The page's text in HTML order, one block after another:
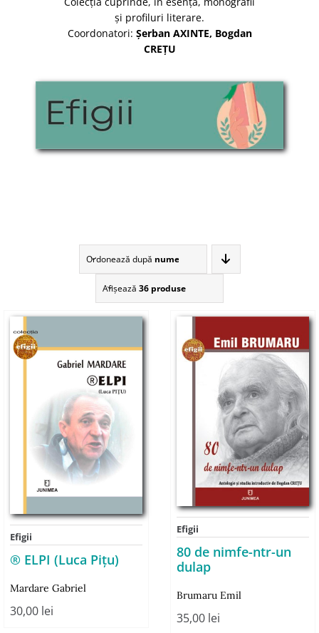
și profiluri literare.
Coordonatori: Șerban AXINTE, Bogdan
CREŢU
Ordonează după nume
Afişează 36 produse
Efigii
® ELPI (Luca Piţu)
Mardare Gabriel
30,00 lei
Efigii
80 de nimfe-ntr-un
dulap
Brumaru Emil
35,00 lei